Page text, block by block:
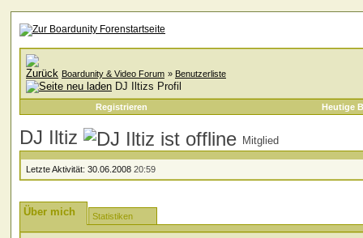
Boardunity & Video Forum » Benutzerliste
DJ Iltizs Profil
Registrieren Heutige
DJ Iltiz Mitglied
Letzte Aktivität: 30.06.2008 20:59
Über mich Statistiken